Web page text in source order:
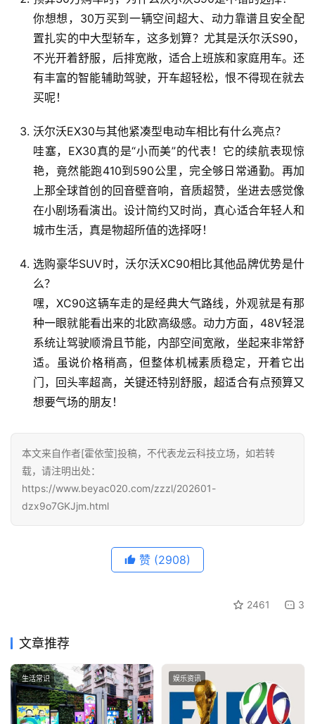
讯
你想想，30万买到一辆空间超大、动力靠谱且安全配
置扎实的中大型轿车，这多划算？尤其是沃尔沃S90，
不光开着舒服，后排宽敞，适合上班族和家庭用车。还
有丰富的智能辅助驾驶，开车超轻松，恨不得现在就去
买呢！
沃尔沃EX30与其他紧凑型电动车相比有什么亮点？
哇塞，EX30真的是“小而美”的代表！它的续航表现惊
艳，竟然能跑410到590公里，完全够日常通勤。再加
上那全球首创的回音壁音响，音质超赞，坐进去感觉像
在小剧场看演出。设计简约又时尚，真心适合年轻人和
城市生活，真是物超所值的选择呀！
选购豪华SUV时，沃尔沃XC90相比其他品牌优势是什
么？
嘿，XC90这辆车走的是经典大气路线，外观就是有那
种一眼就能看出来的北欧高级感。动力方面，48V轻混
系统让驾驶顺滑且节能，内部空间宽敞，坐起来非常舒
适。虽说价格稍高，但整体机械素质稳定，开着它出
门，回头率超高，关键还特别舒服，超适合有点预算又
想要气场的朋友！
本文来自作者[霍依莹]投稿，不代表龙云科技立场，如若转
载，请注明出处：
https://www.beyac020.com/zzzl/202601-
dzx9o7GKJjm.html
赞 (2908)
2461 3
文章推荐
生活常识 娱乐资讯